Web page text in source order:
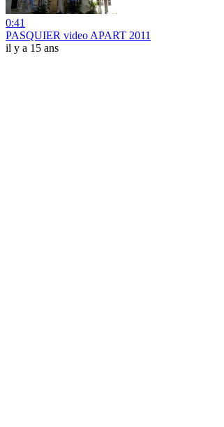
0:41
PASQUIER video APART 2011
il y a 15 ans